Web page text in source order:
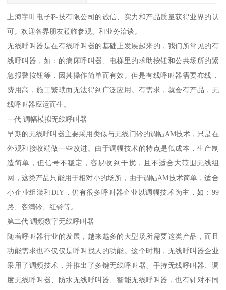
上海宇叶电子科技有限公司的诚信、实力和产品质量获得业界的认
可。欢迎各界朋友莅临参观、和业务洽谈。
无线呼叫器是在有线呼叫器的基础上发展起来的，我们所常见的有
线呼叫器，如：的病床呼叫器、电梯里的求助按钮和公共场所的紧
急报警按钮等，因其操作简单而有效。但是有线呼叫器需要布线，
费用高，施工繁琐而无法得到广泛应用。有需求，就会有产品，无
线呼叫器应运而生。
一代 调幅模拟无线呼叫器
早期的无线呼叫器主要采用类似与无线门铃的调幅AM技术，只是在
外观和接收端做一些改进。由于调幅技术的特点是低成本，生产制
造简单，但信号不稳定，容易收到干扰，且不适合大范围无线组
网，这类产品只能用于相对小的场所，由于调幅AM技术简单，适合
小企业组装和DIY，仍有很多呼叫器企业以调幅技术为主，如：99
路、客满铃、红铃等。
第二代 调频数字无线呼叫器
随着呼叫器行业的发展，越来越多的大型场所需要这类产品，而且
功能需求也不仅仅是呼叫找人的功能。这个时期，无线呼叫器企业
采用了调频技术，并推出了多键无线呼叫器、手持无线呼叫器、调
度无线呼叫器、防水无线呼叫器、智能无线呼叫器，也有针对不同